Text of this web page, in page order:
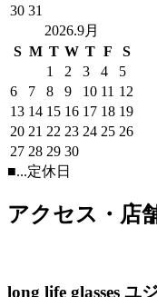
30 31
2026.9月
S M T W T F
S
1
2 3 4
5
6
7 8 9 10 11 12
13 14 15 16 17 18 19
20 21 22 23 24 25 26
27 28 29 30
■...定休日
アクセス・店
long life glasses ユ